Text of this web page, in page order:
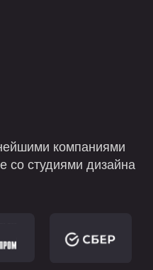
компаниями
со студиями дизайна